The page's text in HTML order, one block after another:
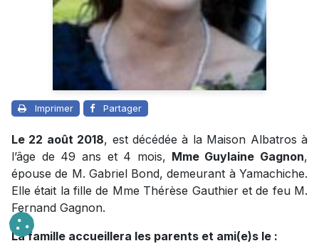
Imprimer Partager
Le 22 août 2018, est décédée à la Maison Albatros à
l’âge de 49 ans et 4 mois, Mme Guylaine Gagnon,
épouse de M. Gabriel Bond, demeurant à Yamachiche.
Elle était la fille de Mme Thérèse Gauthier et de feu M.
Fernand Gagnon.
La famille accueillera les parents et ami(e)s le :